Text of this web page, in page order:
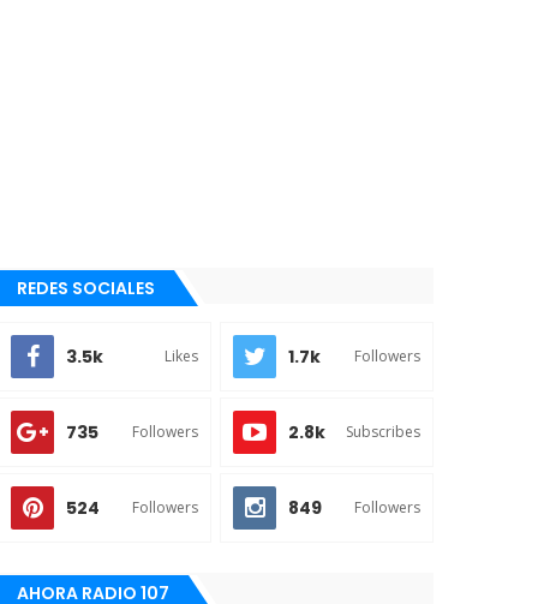
REDES SOCIALES
3.5k Likes 1.7k Followers
735 Followers 2.8k Subscribes
524 Followers 849 Followers
AHORA RADIO 107